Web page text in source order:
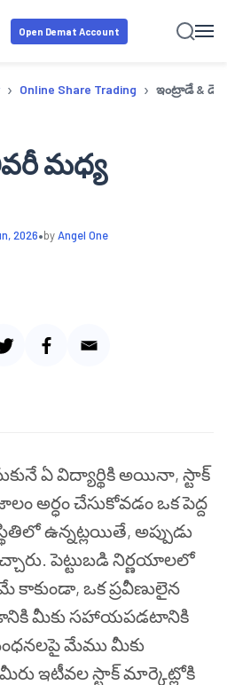
Open Demat Account
› Online Share Trading › ఇంట్రాడే &
మధ్య
2026•byAngel One
ఏ విద్యార్థికి అయినా, స్టాక్
అర్ధం చేసుకోవడం ఒక పెద్ద
ఉన్నట్లయితే, అప్పుడు
పెట్టుబడి నిర్ణయాలలో
ఒక ప్రవీణులైన
మీకు సహాయపడటానికి
మేము మీకు
మీరు ఇటీవల స్టాక్ మార్కెట్లోకి